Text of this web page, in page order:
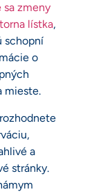
zmeny
lístka,
schopní
o
mieste.
a
stránky.